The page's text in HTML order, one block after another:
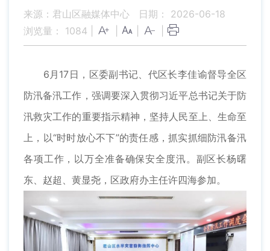
来源：君山区融媒体中心
日期： 2026-06-18
浏览量： 1084
6月17日，区委副书记、代区长李佳谕督导全区
防汛备汛工作，强调要深入贯彻习近平总书记关于防
汛救灾工作的重要指示精神，坚持人民至上、生命至
上，以“时时放心不下”的责任感，抓实抓细防汛备汛
各项工作，以万全准备确保安全度汛。副区长杨曙
东、赵超、黄显尧，区政府办主任许四海参加。